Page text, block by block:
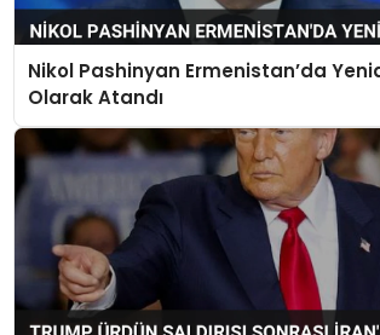
Nikol Pashinyan Ermenistan’da
Olarak Atandı